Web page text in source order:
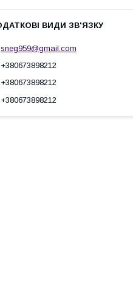
sneg959@gmail.com
+380673898212
+380673898212
+380673898212